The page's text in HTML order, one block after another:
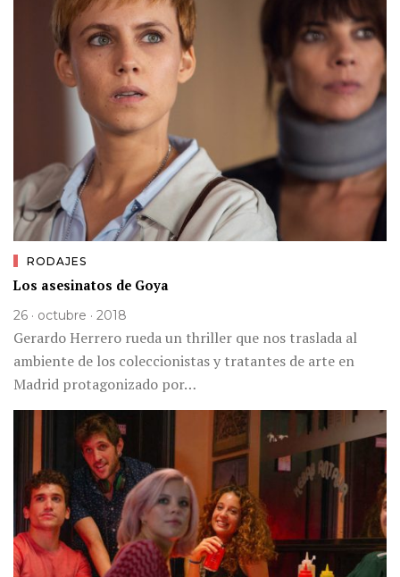
RODAJES
Los asesinatos de Goya
26 · octubre · 2018
Gerardo Herrero rueda un thriller que nos traslada al
ambiente de los coleccionistas y tratantes de arte en
Madrid protagonizado por…